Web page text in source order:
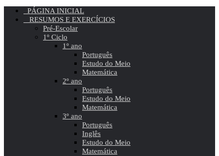
PÁGINA INICIAL
RESUMOS E EXERCÍCIOS
Pré-Escolar
1º Ciclo
1º ano
Português
Estudo do Meio
Matemática
2º ano
Português
Estudo do Meio
Matemática
3º ano
Português
Inglês
Estudo do Meio
Matemática